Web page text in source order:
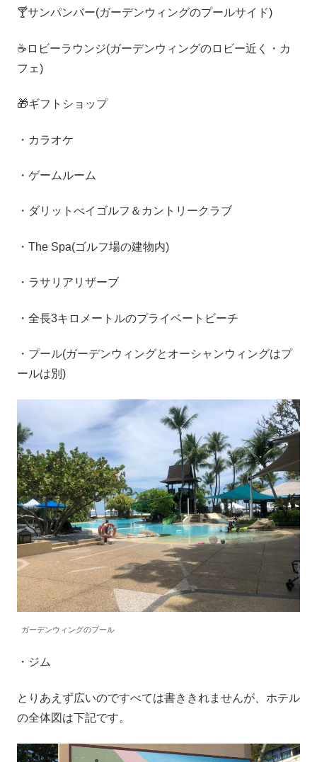
🍸サンパンバー(ガーデンウィングのプールサイド)
☕ロビーラウンジ(ガーデンウィングのロビー近く・カ
フェ)
🎁ギフトショップ
・カラオケ
・ゲームルーム
・ダリットべイゴルフ＆カントリークラブ
・The Spa(ゴルフ場の建物内)
・ラサリアリザーブ
・全長3キロメートルのプライベートビーチ
・プール(ガーデンウィングとオーシャンウィングはプ
ールは別)
ガーデンウィングのプール
・ジム
とりあえず広いのですべては書ききれませんが、ホテル
の全体図は下記です。